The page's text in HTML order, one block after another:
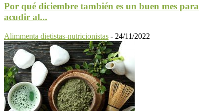
Por qué diciembre también es un buen mes para
acudir al...
Alimmenta dietistas-nutricionistas - 24/11/2022